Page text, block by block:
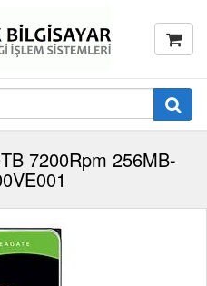
7200Rpm 256MB-